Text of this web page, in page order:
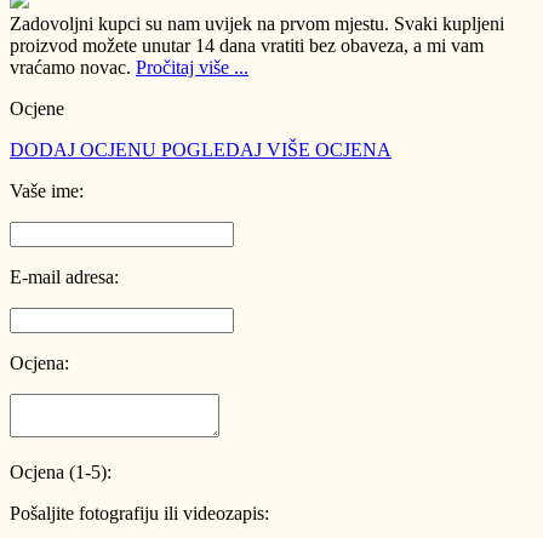
Zadovoljni kupci su nam uvijek na prvom mjestu. Svaki kupljeni
proizvod možete unutar 14 dana vratiti bez obaveza, a mi vam
vraćamo novac. Pročitaj više ...
Ocjene
DODAJ OCJENU POGLEDAJ VIŠE OCJENA
Vaše ime:
E-mail adresa:
Ocjena:
Ocjena (1-5):
Pošaljite fotografiju ili videozapis: